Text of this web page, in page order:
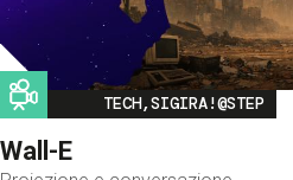
Image
TECH,SIGIRA!@STEP
Wall-E